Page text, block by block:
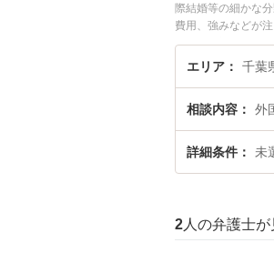
際結婚等の細かな
費用、強みなどが
たい』『初回相談
エリア 千葉
相談内容 外
詳細条件 未
2 人の弁護士